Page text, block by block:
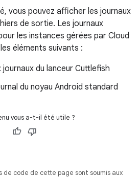
vous pouvez afficher les journaux
de sortie. Les journaux
les instances gérées par Cloud
éléments suivants :
: journaux du lanceur Cuttlefish
du noyau Android standard
vous a-t-il été utile ?
de code de cette page sont soumis aux